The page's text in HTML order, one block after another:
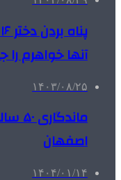
آنها خواهرم
۱۴۰۳/۰۸/۲۵
اصفهان
۱۴۰۴/۰۱/۱۴